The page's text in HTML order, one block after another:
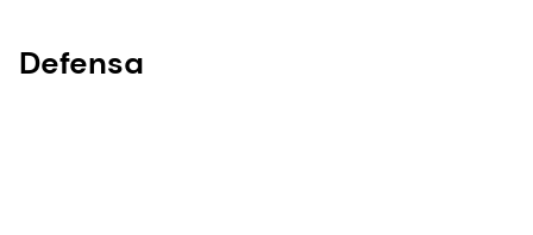
Defensa